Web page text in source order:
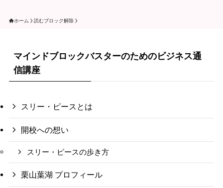
ホーム 読むブロック解除
マインドブロックバスターのためのビジネス通
信講座
スリー・ピースとは
開校への想い
スリー・ピースの歩き方
栗山葉湖 プロフィール